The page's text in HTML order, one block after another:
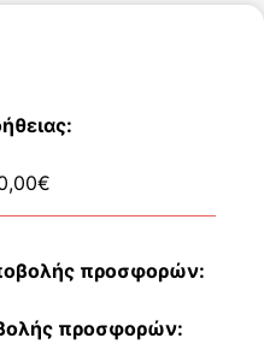
προσφορών:
προσφορών: